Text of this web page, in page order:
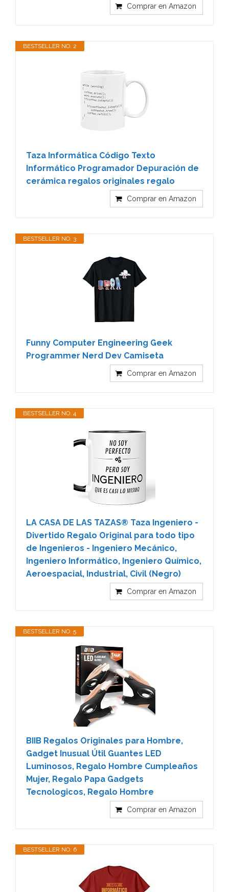
Comprar en Amazon
BESTSELLER NO. 2
Taza Informática Código Texto
Informático Programador Depuración de
cerámica regalos originales regalo
Comprar en Amazon
BESTSELLER NO. 3
Funny Computer Engineering Geek
Programmer Nerd Dev Camiseta
Comprar en Amazon
BESTSELLER NO. 4
LA CASA DE LAS TAZAS® Taza Ingeniero -
Divertido Regalo Original para todo tipo
de Ingenieros - Ingeniero Mecánico,
Ingeniero Informático, Ingeniero Químico,
Aeroespacial, Industrial, Civil (Negro)
Comprar en Amazon
BESTSELLER NO. 5
BIIB Regalos Originales para Hombre,
Gadget Inusual Útil Guantes LED
Luminosos, Regalo Hombre Cumpleaños
Mujer, Regalo Papa Gadgets
Tecnologicos, Regalo Hombre
Comprar en Amazon
BESTSELLER NO. 6